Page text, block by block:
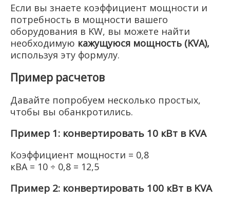
Если вы знаете коэффициент мощности и
потребность в мощности вашего
оборудования в KW, вы можете найти
необходимую кажущуюся мощность (KVA),
используя эту формулу.
Пример расчетов
Давайте попробуем несколько простых,
чтобы вы обанкротились.
Пример 1: конвертировать 10 кВт в KVA
Коэффициент мощности = 0,8
кВА = 10 ÷ 0,8 = 12,5
Пример 2: конвертировать 100 кВт в KVA